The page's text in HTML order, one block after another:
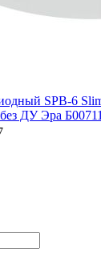
SPB-6
ДУ Эра